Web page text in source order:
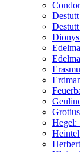
Hegel: